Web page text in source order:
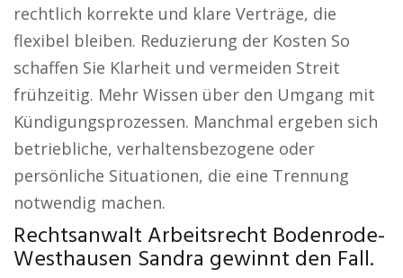
rechtlich korrekte und klare Verträge, die
flexibel bleiben. Reduzierung der Kosten So
schaffen Sie Klarheit und vermeiden Streit
frühzeitig. Mehr Wissen über den Umgang mit
Kündigungsprozessen. Manchmal ergeben sich
betriebliche, verhaltensbezogene oder
persönliche Situationen, die eine Trennung
notwendig machen.
Rechtsanwalt Arbeitsrecht Bodenrode-
Westhausen Sandra gewinnt den Fall.